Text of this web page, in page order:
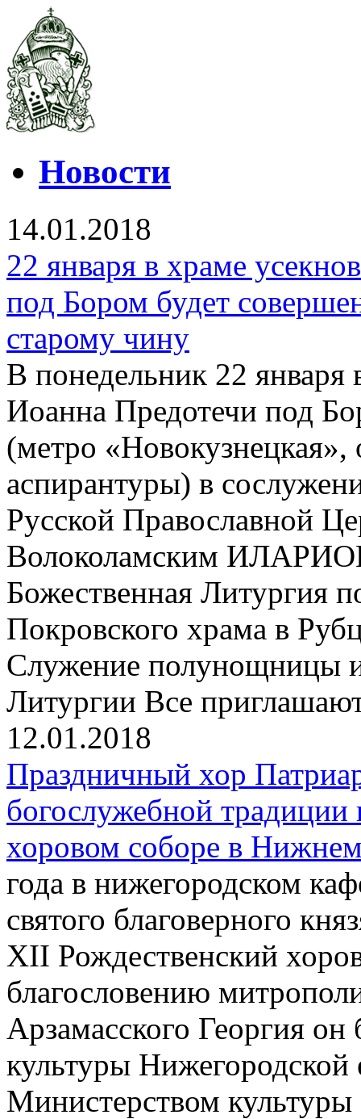
Новости
14.01.2018
22 января в храме
под Бором будет
старому чину
В понедельник 22 января
Иоанна Предотечи под
(метро
аспирантуры) в
Русской Православной
Волоколамским
Божественная Литургия
Покровского храма в
Служение полунощницы и
Литургии Все
12.01.2018
Праздничный хор
богослужебной
хоровом соборе в
года в нижегородском
святого благоверного
XII Рождественский
благословению
Арзамасского Георгия
культуры Нижегородской
Министерством